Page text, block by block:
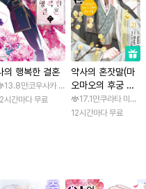
의 행복한 결혼
13.8만코우사카 리토 / 아기토기 아쿠미
시간마다 무료
약사의 혼잣말(마
오마오의 후궁 수
수께끼 풀이수첩)
17.1만쿠라타 미노
12시간마다 무료